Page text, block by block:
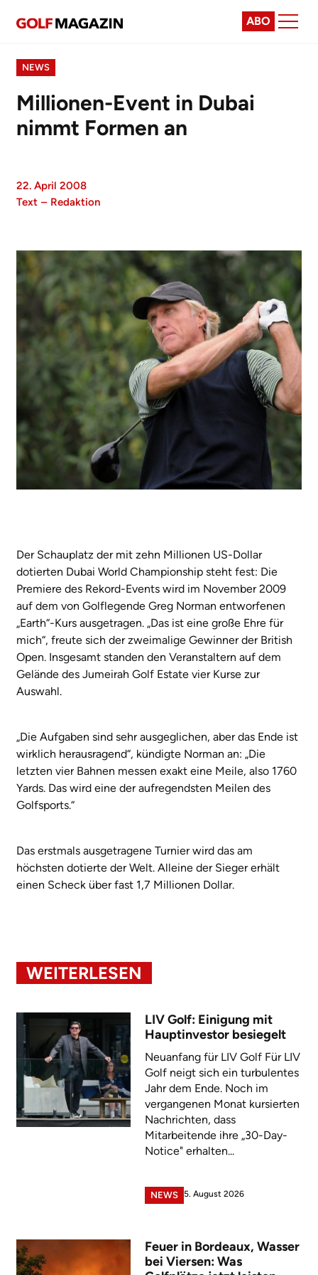
ABO
NEWS
Millionen-Event in Dubai
nimmt Formen an
22. April 2008
Text – Redaktion
Der Schauplatz der mit zehn Millionen US-Dollar
dotierten Dubai World Championship steht fest: Die
Premiere des Rekord-Events wird im November 2009
auf dem von Golflegende Greg Norman entworfenen
„Earth“-Kurs ausgetragen. „Das ist eine große Ehre für
mich“, freute sich der zweimalige Gewinner der British
Open. Insgesamt standen den Veranstaltern auf dem
Gelände des Jumeirah Golf Estate vier Kurse zur
Auswahl.
„Die Aufgaben sind sehr ausgeglichen, aber das Ende ist
wirklich herausragend“, kündigte Norman an: „Die
letzten vier Bahnen messen exakt eine Meile, also 1760
Yards. Das wird eine der aufregendsten Meilen des
Golfsports.“
Das erstmals ausgetragene Turnier wird das am
höchsten dotierte der Welt. Alleine der Sieger erhält
einen Scheck über fast 1,7 Millionen Dollar.
WEITERLESEN
LIV Golf: Einigung mit
Hauptinvestor besiegelt
Neuanfang für LIV Golf Für LIV
Golf neigt sich ein turbulentes
Jahr dem Ende. Noch im
vergangenen Monat kursierten
Nachrichten, dass
Mitarbeitende ihre „30-Day-
Notice" erhalten...
NEWS 5. August 2026
Feuer in Bordeaux, Wasser
bei Viersen: Was